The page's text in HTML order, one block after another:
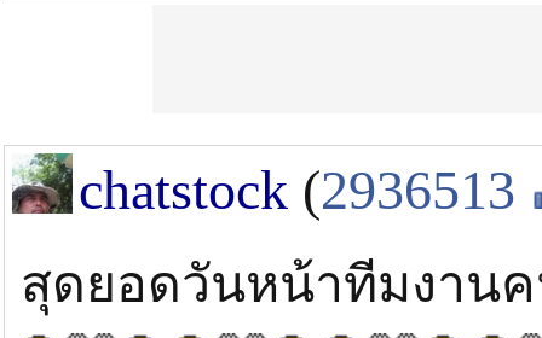
chatstock (2936513
สุดยอดวันหน้าทีมงาน